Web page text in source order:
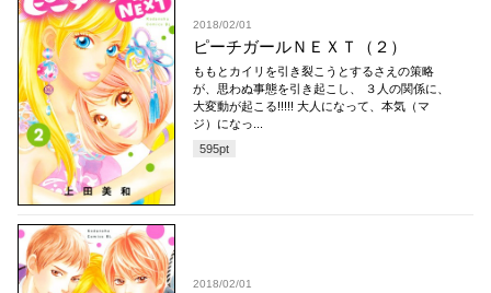
2018/02/01
ピーチガールＮＥＸＴ（２）
ももとカイリを引き裂こうとするさえの策略
が、思わぬ事態を引き起こし、 ３人の関係に、
大変動が起こる!!!!! 大人になって、本気（マ
ジ）になっ...
595pt
2018/02/01